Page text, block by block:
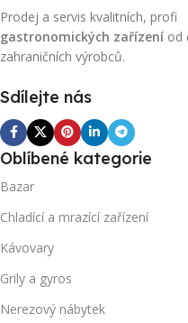
Prodej a servis kvalitních, profi
gastronomických zařízení od
zahraničních výrobců.
Sdílejte nás
Oblíbené kategorie
Bazar
Chladící a mrazící zařízení
Kávovary
Grily a gyros
Nerezový nábytek